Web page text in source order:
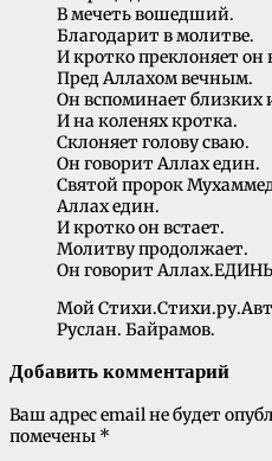
В мечеть вошедший.
Благодарит в молитве.
И кротко преклоняет он
Пред Аллахом вечным.
Он вспоминает близких
И на коленях кротка.
Склоняет голову сваю.
Он говорит Аллах един.
Святой пророк
Аллах един.
И кротко он встает.
Молитву продолжает.
Он говорит
Мой
Руслан. Байрамов.
Добавить комментарий
Ваш адрес email не будет
помечены *